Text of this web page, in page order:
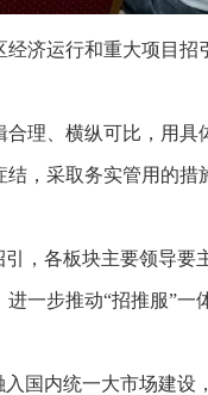
济运行和重大项目
理、横纵可比，用具
，采取务实管用的
，各板块主要领导要
一步推动“招推服”一
国内统一大市场建设